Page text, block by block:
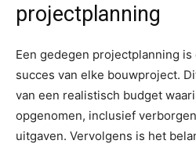
projectplanning
Een gedegen projectplanning
succes van elke bouwproject.
van een realistisch budget
opgenomen, inclusief
uitgaven. Vervolgens is het